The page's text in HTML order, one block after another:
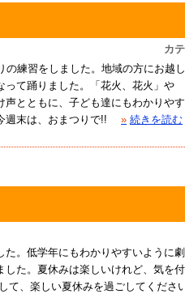
カ
の練習をしました。地域の方にお越
って踊りました。「花火、花火」や
声とともに、子ども達にもわかりや
週末は、おまつりで!!
» 続きを読む
。低学年にもわかりやすいように
た。夏休みは楽しいけれど、気を
て、楽しい夏休みを過ごしてくださ